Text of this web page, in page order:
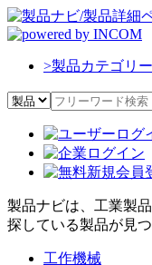
>製品カテゴリー
製品ナビは、工業製
探している製品が見
工作機械